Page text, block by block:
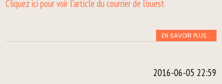
Cliquez ici pour voir l'article du courrier de l'ouest
EN SAVOIR PLUS...
2016-06-05 22:59